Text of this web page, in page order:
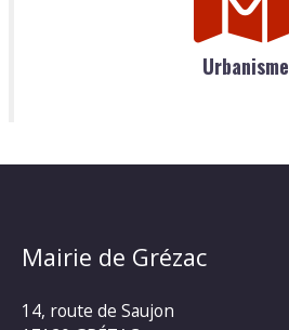
Urbanisme
Mairie de Grézac
14, route de Saujon